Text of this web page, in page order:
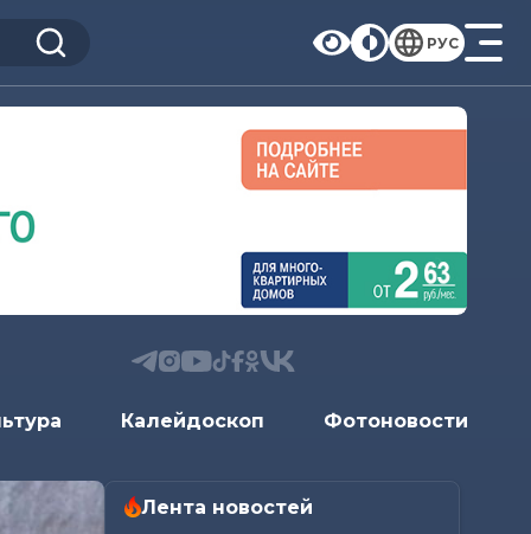
РУС
Калейдоскоп Фотоновости
Лента новостей